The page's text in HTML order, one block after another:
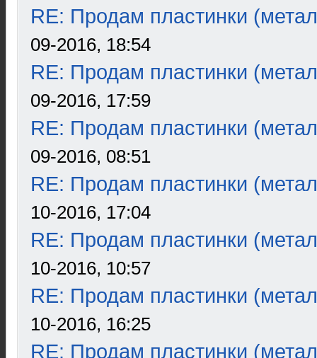
RE: Продам пластинки
09-2016, 18:54
RE: Продам пластинки
09-2016, 17:59
RE: Продам пластинки
09-2016, 08:51
RE: Продам пластинки
10-2016, 17:04
RE: Продам пластинки
10-2016, 10:57
RE: Продам пластинки
10-2016, 16:25
RE: Продам пластинки